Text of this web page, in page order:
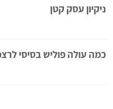
ניקיון עסק קטן
כמה עולה פוליש בסיסי